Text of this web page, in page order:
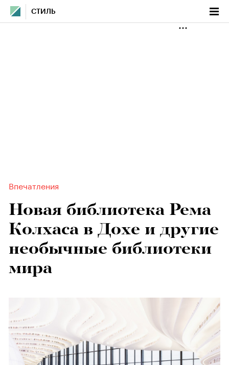
СТИЛЬ
Впечатления
Новая библиотека Рема
Колхаса в Дохе и другие
необычные библиотеки
мира